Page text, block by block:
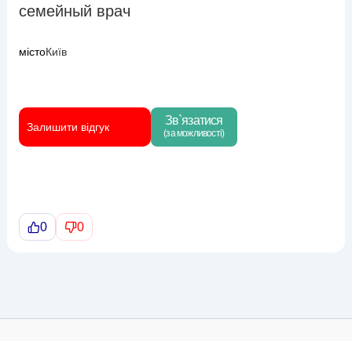
семейный врач
містоКиїв
Залишити відгук Зв`язатися
(за можливості)
0 0